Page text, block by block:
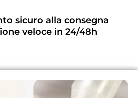
sicuro alla consegna
veloce in 24/48h